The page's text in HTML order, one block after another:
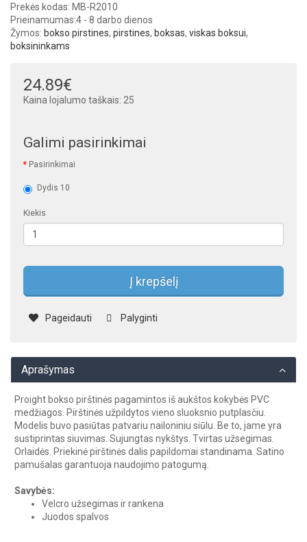
Prekės kodas: MB-R2010
Prieinamumas:4 - 8 darbo dienos
Žymos: bokso pirstines, pirstines, boksas, viskas boksui,
boksininkams
24.89€
Kaina lojalumo taškais: 25
Galimi pasirinkimai
Pasirinkimai
Dydis 10
Kiekis
Į krepšelį
Pageidauti Palyginti
Aprašymas
Proight bokso pirštinės pagamintos iš aukštos kokybės PVC
medžiagos. Pirštinės užpildytos vieno sluoksnio putplasčiu.
Modelis buvo pasiūtas patvariu nailoniniu siūlu. Be to, jame yra
sustiprintas siuvimas. Sujungtas nykštys. Tvirtas užsegimas.
Orlaidės. Priekinė pirštinės dalis papildomai standinama. Satino
pamušalas garantuoja naudojimo patogumą.
Savybės:
Velcro užsegimas ir rankena
Juodos spalvos